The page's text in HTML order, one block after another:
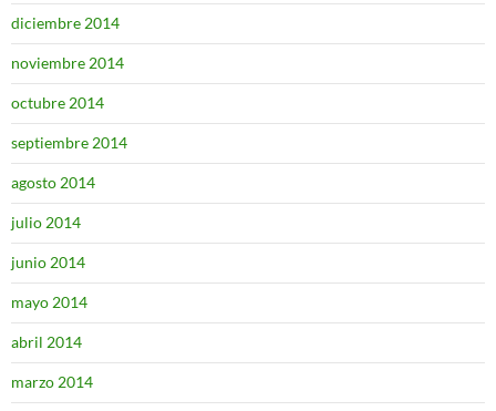
diciembre 2014
noviembre 2014
octubre 2014
septiembre 2014
agosto 2014
julio 2014
junio 2014
mayo 2014
abril 2014
marzo 2014